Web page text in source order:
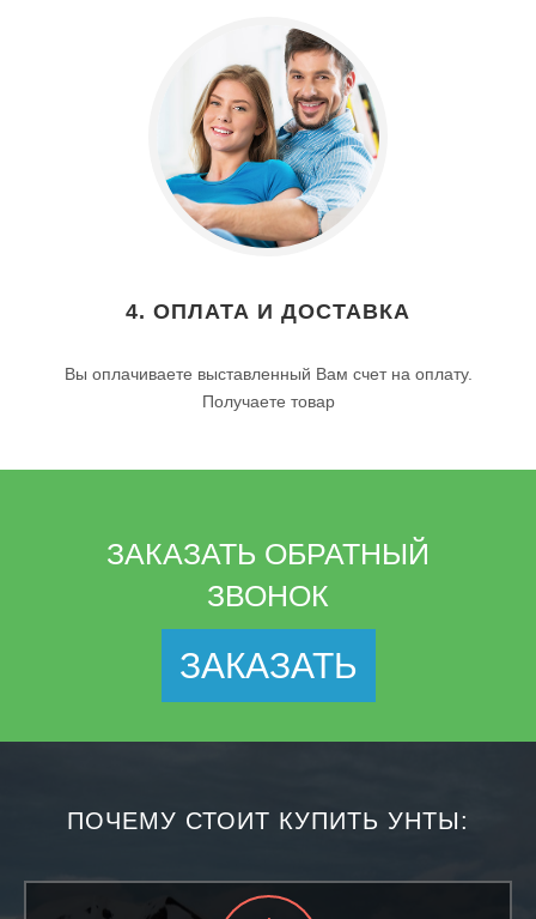
4. ОПЛАТА И ДОСТАВКА
Вы оплачиваете выставленный Вам счет на оплату.
Получаете товар
ЗАКАЗАТЬ ОБРАТНЫЙ
ЗВОНОК
ЗАКАЗАТЬ
ПОЧЕМУ СТОИТ КУПИТЬ УНТЫ: